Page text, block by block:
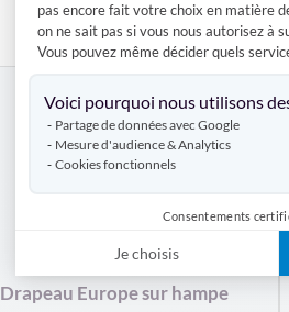
pas encore fait votre choix en matière
on ne sait pas si vous nous autorisez à
Vous pouvez même décider quels
Voici pourquoi nous utilisons
Partage de données avec Google
Mesure d'audience & Analytics
Cookies fonctionnels
Consentements
Je choisis
Produits
Drapeau Europe sur hampe